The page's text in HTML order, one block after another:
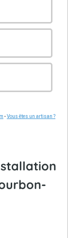
-Vous êtes un artisan ?